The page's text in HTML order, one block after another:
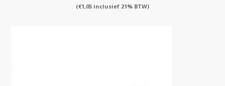
(€1,05 inclusief 21% BTW)